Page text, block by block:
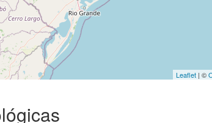
Leaflet| ©